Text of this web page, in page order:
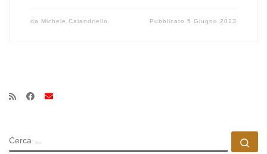
da Michele Calandriello Pubblicato5 Giugno 2023
CERCA